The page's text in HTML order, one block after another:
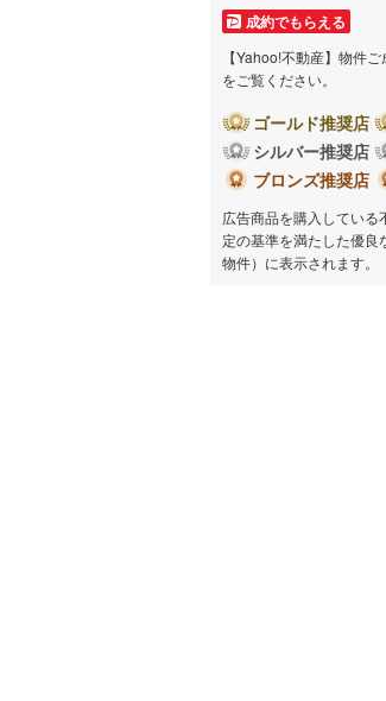
成約でもらえる
【Yahoo!不動産】物件
をご覧ください。
ゴールド推奨店
シルバー推奨店
ブロンズ推奨店
広告商品を購入してい
定の基準を満たした優
物件）に表示されます。